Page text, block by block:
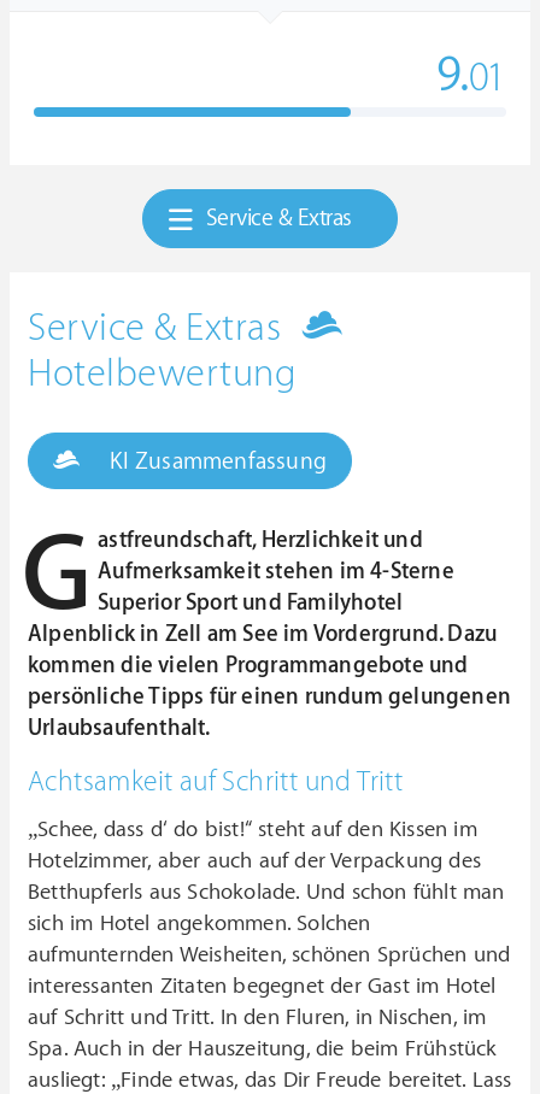
9.01
Service & Extras
Service & Extras
Hotelbewertung
KI Zusammenfassung
G astfreundschaft, Herzlichkeit und
Aufmerksamkeit stehen im 4-Sterne
Superior Sport und Familyhotel
Alpenblick in Zell am See im Vordergrund. Dazu
kommen die vielen Programmangebote und
persönliche Tipps für einen rundum gelungenen
Urlaubsaufenthalt.
Achtsamkeit auf Schritt und Tritt
„Schee, dass d‘ do bist!“ steht auf den Kissen im
Hotelzimmer, aber auch auf der Verpackung des
Betthupferls aus Schokolade. Und schon fühlt man
sich im Hotel angekommen. Solchen
aufmunternden Weisheiten, schönen Sprüchen und
interessanten Zitaten begegnet der Gast im Hotel
auf Schritt und Tritt. In den Fluren, in Nischen, im
Spa. Auch in der Hauszeitung, die beim Frühstück
ausliegt: „Finde etwas, das Dir Freude bereitet. Lass